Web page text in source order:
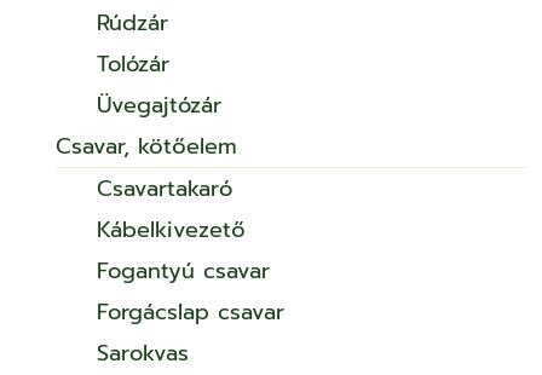
Rúdzár
Tolózár
Üvegajtózár
Csavar, kötőelem
Csavartakaró
Kábelkivezető
Fogantyú csavar
Forgácslap csavar
Sarokvas